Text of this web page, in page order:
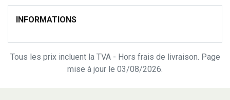
INFORMATIONS
Tous les prix incluent la TVA - Hors frais de livraison. Page
mise à jour le 03/08/2026.